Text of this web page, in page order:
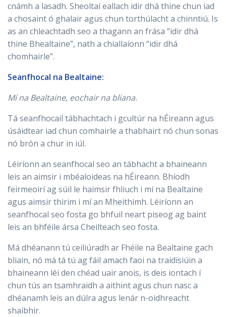
cnámh a lasadh. Sheoltaí eallach idir dhá thine chun iad
a chosaint ó ghalair agus chun torthúlacht a chinntiú. Is
as an chleachtadh seo a thagann an frása “idir dhá
thine Bhealtaine”, nath a chiallaíonn “idir dhá
chomhairle”.
Seanfhocal na Bealtaine:
Mí na Bealtaine, eochair na bliana.
Tá seanfhocail tábhachtach i gcultúr na hÉireann agus
úsáidtear iad chun comhairle a thabhairt nó chun sonas
nó brón a chur in iúl.
Léiríonn an seanfhocal seo an tábhacht a bhaineann
leis an aimsir i mbéaloideas na hÉireann. Bhíodh
feirmeoirí ag súil le haimsir fhliuch i mí na Bealtaine
agus aimsir thirim i mí an Mheithimh. Léiríonn an
seanfhocal seo fosta go bhfuil neart piseog ag baint
leis an bhféile ársa Cheilteach seo fosta.
Má dhéanann tú ceiliúradh ar Fhéile na Bealtaine gach
bliain, nó má tá tú ag fáil amach faoi na traidisiúin a
bhaineann léi den chéad uair anois, is deis iontach í
chun tús an tsamhraidh a aithint agus chun nasc a
dhéanamh leis an dúlra agus lenár n-oidhreacht
shaibhir.